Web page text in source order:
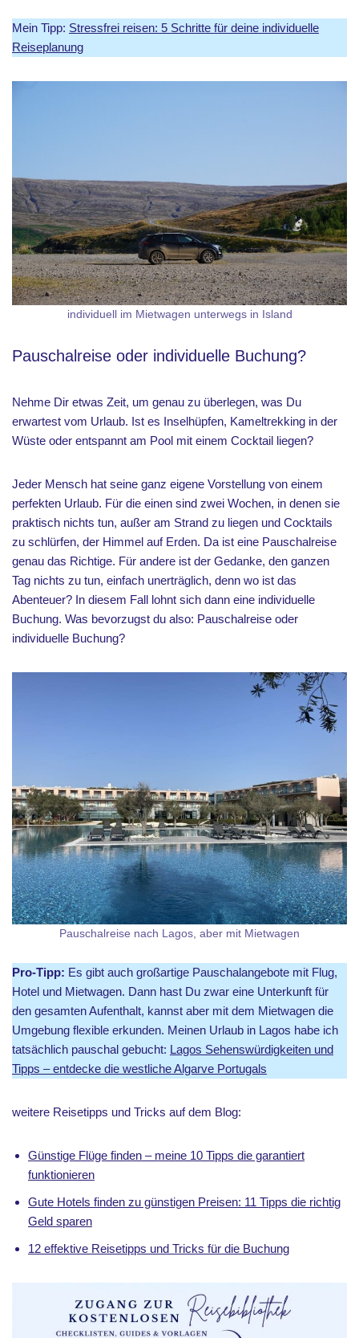
Mein Tipp: Stressfrei reisen: 5 Schritte für deine individuelle
Reiseplanung
individuell im Mietwagen unterwegs in Island
Pauschalreise oder individuelle Buchung?
Nehme Dir etwas Zeit, um genau zu überlegen, was Du
erwartest vom Urlaub. Ist es Inselhüpfen, Kameltrekking in der
Wüste oder entspannt am Pool mit einem Cocktail liegen?
Jeder Mensch hat seine ganz eigene Vorstellung von einem
perfekten Urlaub. Für die einen sind zwei Wochen, in denen sie
praktisch nichts tun, außer am Strand zu liegen und Cocktails
zu schlürfen, der Himmel auf Erden. Da ist eine Pauschalreise
genau das Richtige. Für andere ist der Gedanke, den ganzen
Tag nichts zu tun, einfach unerträglich, denn wo ist das
Abenteuer? In diesem Fall lohnt sich dann eine individuelle
Buchung. Was bevorzugst du also: Pauschalreise oder
individuelle Buchung?
Pauschalreise nach Lagos, aber mit Mietwagen
Pro-Tipp: Es gibt auch großartige Pauschalangebote mit Flug,
Hotel und Mietwagen. Dann hast Du zwar eine Unterkunft für
den gesamten Aufenthalt, kannst aber mit dem Mietwagen die
Umgebung flexible erkunden. Meinen Urlaub in Lagos habe ich
tatsächlich pauschal gebucht: Lagos Sehenswürdigkeiten und
Tipps – entdecke die westliche Algarve Portugals
weitere Reisetipps und Tricks auf dem Blog:
Günstige Flüge finden – meine 10 Tipps die garantiert
funktionieren
Gute Hotels finden zu günstigen Preisen: 11 Tipps die richtig
Geld sparen
12 effektive Reisetipps und Tricks für die Buchung